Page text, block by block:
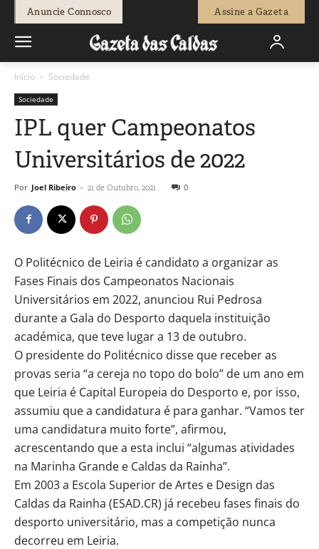
Anuncie Connosco Assine a Gazeta
Início Sociedade
Sociedade
IPL quer Campeonatos
Universitários de 2022
Por Joel Ribeiro - 21 de Outubro, 2021 0
O Politécnico de Leiria é candidato a organizar as
Fases Finais dos Campeonatos Nacionais
Universitários em 2022, anunciou Rui Pedrosa
durante a Gala do Desporto daquela instituição
académica, que teve lugar a 13 de outubro.
O presidente do Politécnico disse que receber as
provas seria “a cereja no topo do bolo” de um ano em
que Leiria é Capital Europeia do Desporto e, por isso,
assumiu que a candidatura é para ganhar. “Vamos ter
uma candidatura muito forte”, afirmou,
acrescentando que a esta inclui “algumas atividades
na Marinha Grande e Caldas da Rainha”.
Em 2003 a Escola Superior de Artes e Design das
Caldas da Rainha (ESAD.CR) já recebeu fases finais do
desporto universitário, mas a competição nunca
decorreu em Leiria.